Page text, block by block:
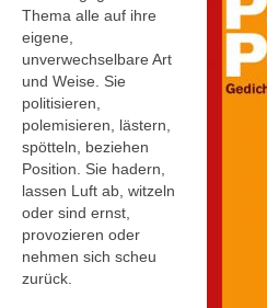
Thema alle auf ihre
eigene,
unverwechselbare Art
und Weise. Sie
politisieren,
polemisieren, lästern,
spötteln, beziehen
Position. Sie hadern,
lassen Luft ab, witzeln
oder sind ernst,
provozieren oder
nehmen sich scheu
zurück.